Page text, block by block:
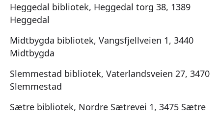
Heggedal bibliotek, Heggedal torg 38, 1389
Heggedal
Midtbygda bibliotek, Vangsfjellveien 1, 3440
Midtbygda
Slemmestad bibliotek, Vaterlandsveien 27, 3470
Slemmestad
Sætre bibliotek, Nordre Sætrevei 1, 3475 Sætre